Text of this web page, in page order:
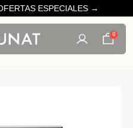
ESPECIALES →
0